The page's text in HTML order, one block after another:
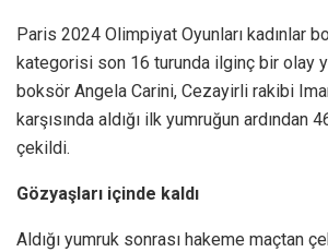
Paris 2024 Olimpiyat Oyunları kadınlar
kategorisi son 16 turunda ilginç bir olay
boksör Angela Carini, Cezayirli rakibi
karşısında aldığı ilk yumruğun ardından
çekildi.
Gözyaşları içinde kaldı
Aldığı yumruk sonrası hakeme maçtan